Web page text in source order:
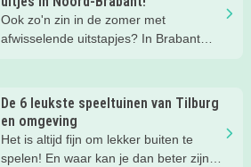
Wij hebben een paar restaurants met
terras en speeltuin in Tilburg en
omgeving voor je op een rij gezet. Dat
Ook zo'n zin in de zomer met
afwisselende uitstapjes? In Brabant
natuur, ga voor een actief uitje, een
verrassende museum of ontdek de
gezellige steden. Wij verzamelden hele
toffe tips voor je.
De 6 leukste speeltuinen van Tilburg
en omgeving
Het is altijd fijn om lekker buiten te
spelen! En waar kan je dan beter zijn